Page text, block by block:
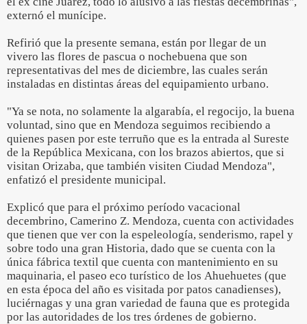
externó el munícipe.
Refirió que la presente semana, están por llegar de un
vivero las flores de pascua o nochebuena que son
representativas del mes de diciembre, las cuales serán
instaladas en distintas áreas del equipamiento urbano.
"Ya se nota, no solamente la algarabía, el regocijo, la buena
voluntad, sino que en Mendoza seguimos recibiendo a
quienes pasen por este terruño que es la entrada al Sureste
de la República Mexicana, con los brazos abiertos, que si
visitan Orizaba, que también visiten Ciudad Mendoza",
enfatizó el presidente municipal.
Explicó que para el próximo período vacacional
decembrino, Camerino Z. Mendoza, cuenta con actividades
que tienen que ver con la espeleología, senderismo, rapel y
sobre todo una gran Historia, dado que se cuenta con la
única fábrica textil que cuenta con mantenimiento en su
maquinaria, el paseo eco turístico de los Ahuehuetes (que
en esta época del año es visitada por patos canadienses),
luciérnagas y una gran variedad de fauna que es protegida
por las autoridades de los tres órdenes de gobierno.